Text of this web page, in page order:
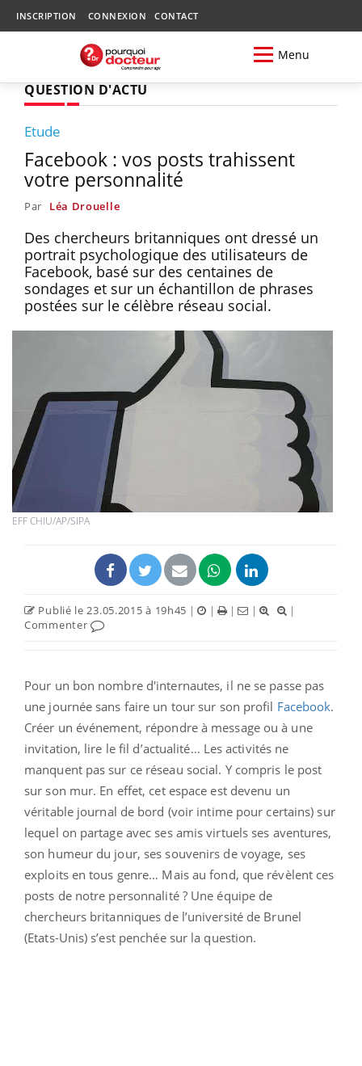
INSCRIPTION CONNEXION CONTACT
Menu
QUESTION D'ACTU
Etude
Facebook : vos posts trahissent
votre personnalité
Par Léa Drouelle
Des chercheurs britanniques ont dressé un
portrait psychologique des utilisateurs de
Facebook, basé sur des centaines de
sondages et sur un échantillon de phrases
postées sur le célèbre réseau social.
EFF CHIU/AP/SIPA
Publié le 23.05.2015 à 19h45 | | | |
|
Commenter
Pour un bon nombre d'internautes, il ne se passe pas
une journée sans faire un tour sur son profil Facebook.
Créer un événement, répondre à message ou à une
invitation, lire le fil d’actualité… Les activités ne
manquent pas sur ce réseau social. Y compris le post
sur son mur. En effet, cet espace est devenu un
véritable journal de bord (voir intime pour certains) sur
lequel on partage avec ses amis virtuels ses aventures,
son humeur du jour, ses souvenirs de voyage, ses
exploits en tous genre… Mais au fond, que révèlent ces
posts de notre personnalité ? Une équipe de
chercheurs britanniques de l’université de Brunel
(Etats-Unis) s’est penchée sur la question.